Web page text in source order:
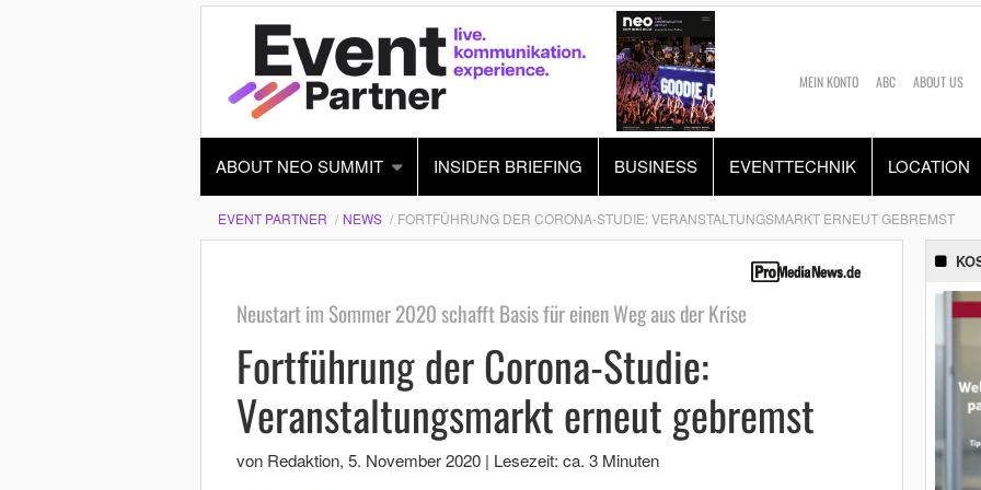
MEIN KONTO ABC ABOUT US
ABOUT NEO SUMMIT INSIDER BRIEFING BUSINESS EVENTTECHNIK LOCATION
EVENT PARTNER NEWS FORTFÜHRUNG DER CORONA-STUDIE: VERANSTALTUNGSMARKT ERNEUT GEBREMST
Neustart im Sommer 2020 schafft Basis für einen Weg aus der Krise
Fortführung der Corona-Studie:
Veranstaltungsmarkt erneut gebremst
von Redaktion, 5. November 2020 | Lesezeit: ca. 3 Minuten